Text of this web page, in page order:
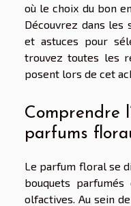
où le choix du bon
Découvrez dans les
et astuces pour
trouvez toutes les
posent lors de cet
Comprendre
parfums
Le parfum floral se
bouquets
olfactives. Au sein